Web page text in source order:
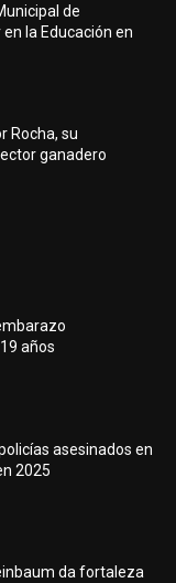
de
la Educación en
Rocha, su
ganadero
años
asesinados en
2025
da fortaleza